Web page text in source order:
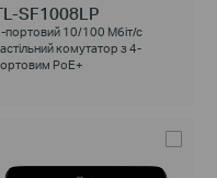
SF1008LP
портовий 10/100 Мбіт/с
комутатор з 4-
PoE+